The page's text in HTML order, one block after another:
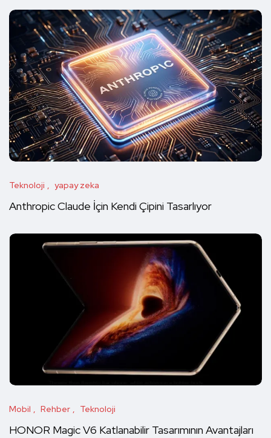
Teknoloji yapay zeka
Anthropic Claude İçin Kendi Çipini Tasarlıyor
Mobil Rehber Teknoloji
HONOR Magic V6 Katlanabilir Tasarımının Avantajları